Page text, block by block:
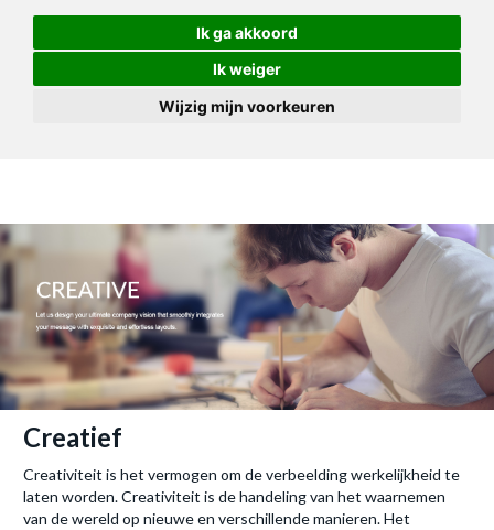
Ik ga akkoord
Ik weiger
Wijzig mijn voorkeuren
Creatief
Creativiteit is het vermogen om de verbeelding werkelijkheid te
laten worden. Creativiteit is de handeling van het waarnemen
van de wereld op nieuwe en verschillende manieren. Het